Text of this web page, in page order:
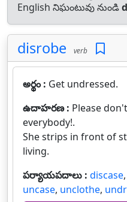
English నిఘంటువు నుండి
disrobe verb
అర్థం : Get undressed.
ఉదాహరణ : Please
everybody!.
She strips in front of
living.
పర్యాయపదాలు : discase,
uncase, unclothe,